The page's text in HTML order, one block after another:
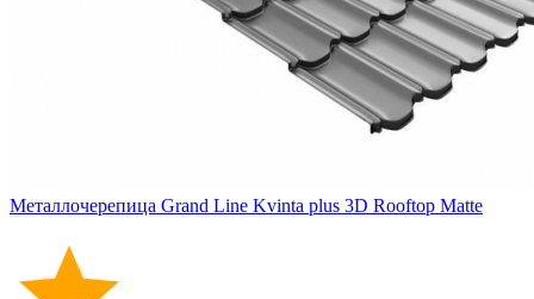
Металлочерепица Grand Line Kvinta plus 3D Rooftop Matte